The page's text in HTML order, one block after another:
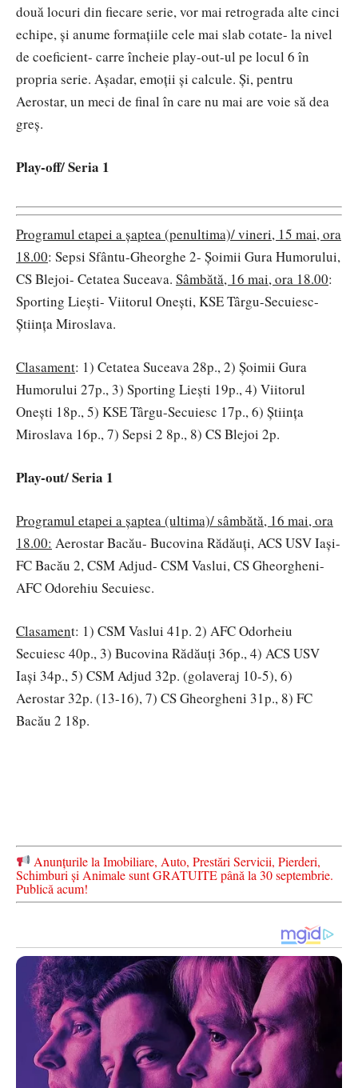
două locuri din fiecare serie, vor mai retrograda alte cinci
echipe, și anume formațiile cele mai slab cotate- la nivel
de coeficient- carre încheie play-out-ul pe locul 6 în
propria serie. Așadar, emoții și calcule. Și, pentru
Aerostar, un meci de final în care nu mai are voie să dea
greș.
Play-off/ Seria 1
Programul etapei a șaptea (penultima)/ vineri, 15 mai, ora
18.00: Sepsi Sfântu-Gheorghe 2- Șoimii Gura Humorului,
CS Blejoi- Cetatea Suceava. Sâmbătă, 16 mai, ora 18.00:
Sporting Liești- Viitorul Onești, KSE Târgu-Secuiesc-
Știința Miroslava.
Clasament: 1) Cetatea Suceava 28p., 2) Șoimii Gura
Humorului 27p., 3) Sporting Liești 19p., 4) Viitorul
Onești 18p., 5) KSE Târgu-Secuiesc 17p., 6) Știința
Miroslava 16p., 7) Sepsi 2 8p., 8) CS Blejoi 2p.
Play-out/ Seria 1
Programul etapei a șaptea (ultima)/ sâmbătă, 16 mai, ora
18.00: Aerostar Bacău- Bucovina Rădăuți, ACS USV Iași-
FC Bacău 2, CSM Adjud- CSM Vaslui, CS Gheorgheni-
AFC Odorehiu Secuiesc.
Clasament: 1) CSM Vaslui 41p. 2) AFC Odorheiu
Secuiesc 40p., 3) Bucovina Rădăuți 36p., 4) ACS USV
Iași 34p., 5) CSM Adjud 32p. (golaveraj 10-5), 6)
Aerostar 32p. (13-16), 7) CS Gheorgheni 31p., 8) FC
Bacău 2 18p.
Anunțurile la Imobiliare, Auto, Prestări Servicii, Pierderi,
Schimburi și Animale sunt GRATUITE până la 30 septembrie.
Publică acum!